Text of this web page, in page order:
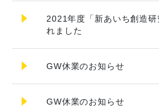
2021年度「新あいち創造
れました
GW休業のお知らせ
GW休業のお知らせ